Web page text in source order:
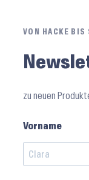
VON HACKE
zu neuen
Vorname